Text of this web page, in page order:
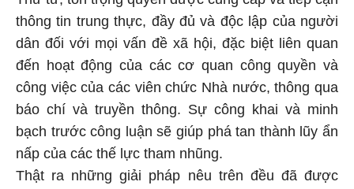
thông tin trung thực, đầy đủ và độc lập của người
dân đối với mọi vấn đề xã hội, đặc biệt liên quan
đến hoạt động của các cơ quan công quyền và
công việc của các viên chức Nhà nước, thông qua
báo chí và truyền thông. Sự công khai và minh
bạch trước công luận sẽ giúp phá tan thành lũy ẩn
nấp của các thế lực tham nhũng.
Thật ra những giải pháp nêu trên đều đã được